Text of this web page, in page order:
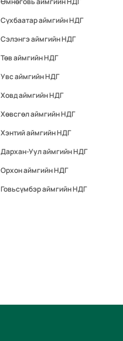
Сүхбаатар аймгийн НДГ
Сэлэнгэ аймгийн НДГ
Төв аймгийн НДГ
Увс аймгийн НДГ
Ховд аймгийн НДГ
Хөвсгөл аймгийн НДГ
Хэнтий аймгийн НДГ
Дархан-Уул аймгийн НДГ
Орхон аймгийн НДГ
Говьсүмбэр аймгийн НДГ